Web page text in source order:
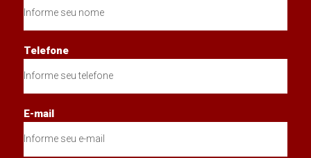
Telefone
E-mail